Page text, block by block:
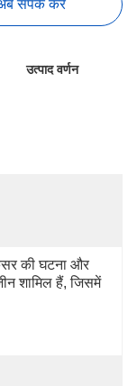
संपर्क करें
उत्पाद वर्णन
की घटना और
शामिल हैं, जिसमें